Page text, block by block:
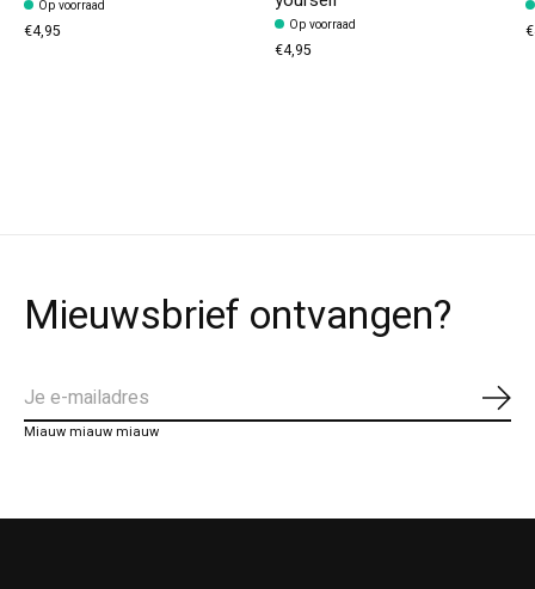
Op voorraad
€4,95 Op voorraad
€4,95
Mieuwsbrief ontvangen?
Miauw miauw miauw